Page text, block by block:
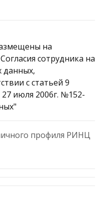
на
сотрудника на
данных,
с статьей 9
июля 2006г. №152-
профиля РИНЦ